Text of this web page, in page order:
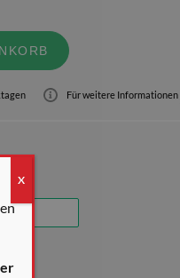
Für weitere Informationen
X